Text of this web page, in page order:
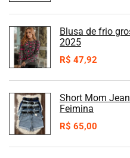
Blusa de frio
2025
R$ 47,92
Short Mom
Feimina
R$ 65,00